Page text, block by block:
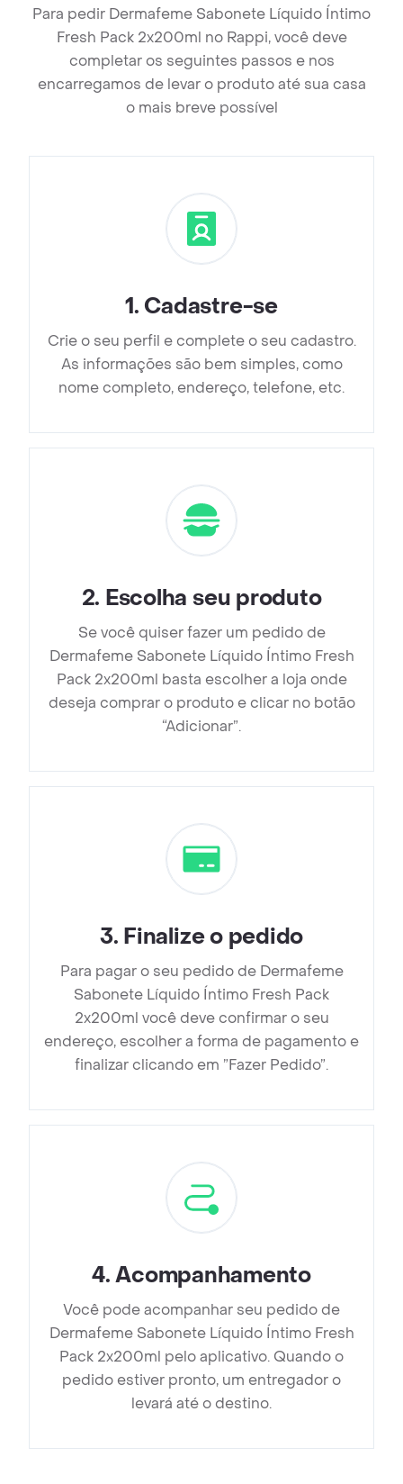
Para pedir Dermafeme Sabonete Líquido Íntimo
Fresh Pack 2x200ml no Rappi, você deve
completar os seguintes passos e nos
encarregamos de levar o produto até sua casa
o mais breve possível
1. Cadastre-se
Crie o seu perfil e complete o seu cadastro.
As informações são bem simples, como
nome completo, endereço, telefone, etc.
2. Escolha seu produto
Se você quiser fazer um pedido de
Dermafeme Sabonete Líquido Íntimo Fresh
Pack 2x200ml basta escolher a loja onde
deseja comprar o produto e clicar no botão
“Adicionar”.
3. Finalize o pedido
Para pagar o seu pedido de Dermafeme
Sabonete Líquido Íntimo Fresh Pack
2x200ml você deve confirmar o seu
endereço, escolher a forma de pagamento e
finalizar clicando em ”Fazer Pedido”.
4.Acompanhamento
Você pode acompanhar seu pedido de
Dermafeme Sabonete Líquido Íntimo Fresh
Pack 2x200ml pelo aplicativo. Quando o
pedido estiver pronto, um entregador o
levará até o destino.